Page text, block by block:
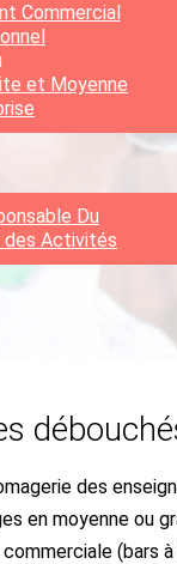
Commercial
et Moyenne
Du
Activités
des
en moyenne ou
(bars à